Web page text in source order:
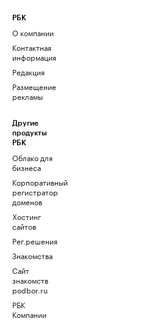
РБК
О компании
Контактная
информация
Редакция
Размещение
рекламы
Другие
продукты
РБК
Облако для
бизнеса
Корпоративный
регистратор
доменов
Хостинг
сайтов
Рег.решения
Знакомства
Сайт
знакомств
podbor.ru
РБК
Компании